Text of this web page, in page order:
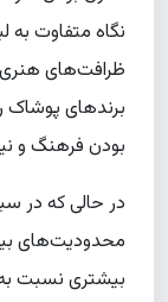
نگاه متفاوت به
ظرافت‌های هنری
برندهای پوشاک
بودن فرهنگ و
در حالی که در
محدودیت‌های
بیشتری نسبت